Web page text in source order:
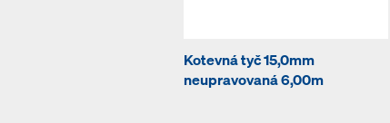
Kotevná tyč 15,0mm
neupravovaná 6,00m